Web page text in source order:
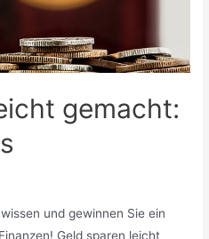
gemacht:
und gewinnen Sie ein
Geld sparen leicht